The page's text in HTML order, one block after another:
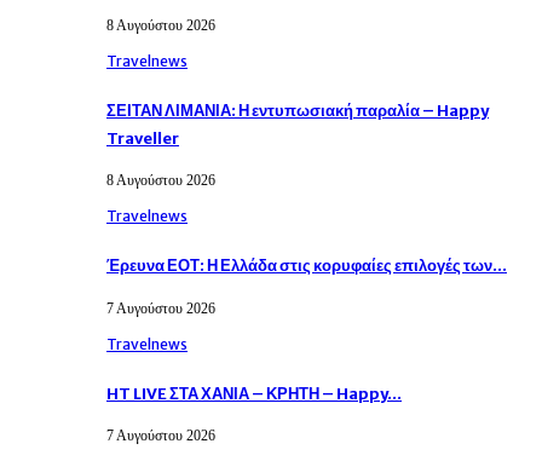
8 Αυγούστου 2026
Travelnews
ΣΕΙΤΑΝ ΛΙΜΑΝΙΑ: Η εντυπωσιακή παραλία – Happy
Traveller
8 Αυγούστου 2026
Travelnews
Έρευνα ΕΟΤ: Η Ελλάδα στις κορυφαίες επιλογές των…
7 Αυγούστου 2026
Travelnews
HT LIVE ΣΤΑ ΧΑΝΙΑ – ΚΡΗΤΗ – Happy…
7 Αυγούστου 2026